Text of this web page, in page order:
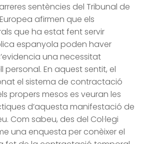
sentències del Tribunal de
afirmen que els
que ha estat fent servir
espanyola poden haver
una necessitat
personal. En aquest sentit, el
el sistema de contractació
propers mesos es veuran les
d’aquesta manifestació de
Com sabeu, des del Col·legi
una enquesta per conèixer el